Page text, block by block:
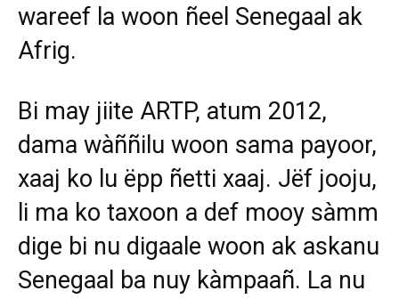
wareef la woon ñeel Senegaal ak
Afrig.
Bi may jiite ARTP, atum 2012,
dama wàññilu woon sama payoor,
xaaj ko lu ëpp ñetti xaaj. Jëf jooju,
li ma ko taxoon a def mooy sàmm
dige bi nu digaale woon ak askanu
Senegaal ba nuy kàmpaañ. La nu